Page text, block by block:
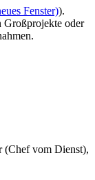
Fenster)).
Großprojekte oder
(Chef vom Dienst),